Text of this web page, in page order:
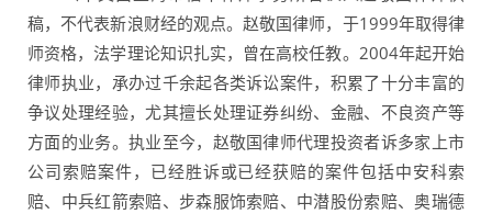
稿，不代表新浪财经的观点。赵敬国律师，于1999年取得律
师资格，法学理论知识扎实，曾在高校任教。2004年起开始
律师执业，承办过千余起各类诉讼案件，积累了十分丰富的
争议处理经验，尤其擅长处理证券纠纷、金融、不良资产等
方面的业务。执业至今，赵敬国律师代理投资者诉多家上市
公司索赔案件，已经胜诉或已经获赔的案件包括中安科索
赔、中兵红箭索赔、步森服饰索赔、中潜股份索赔、奥瑞德